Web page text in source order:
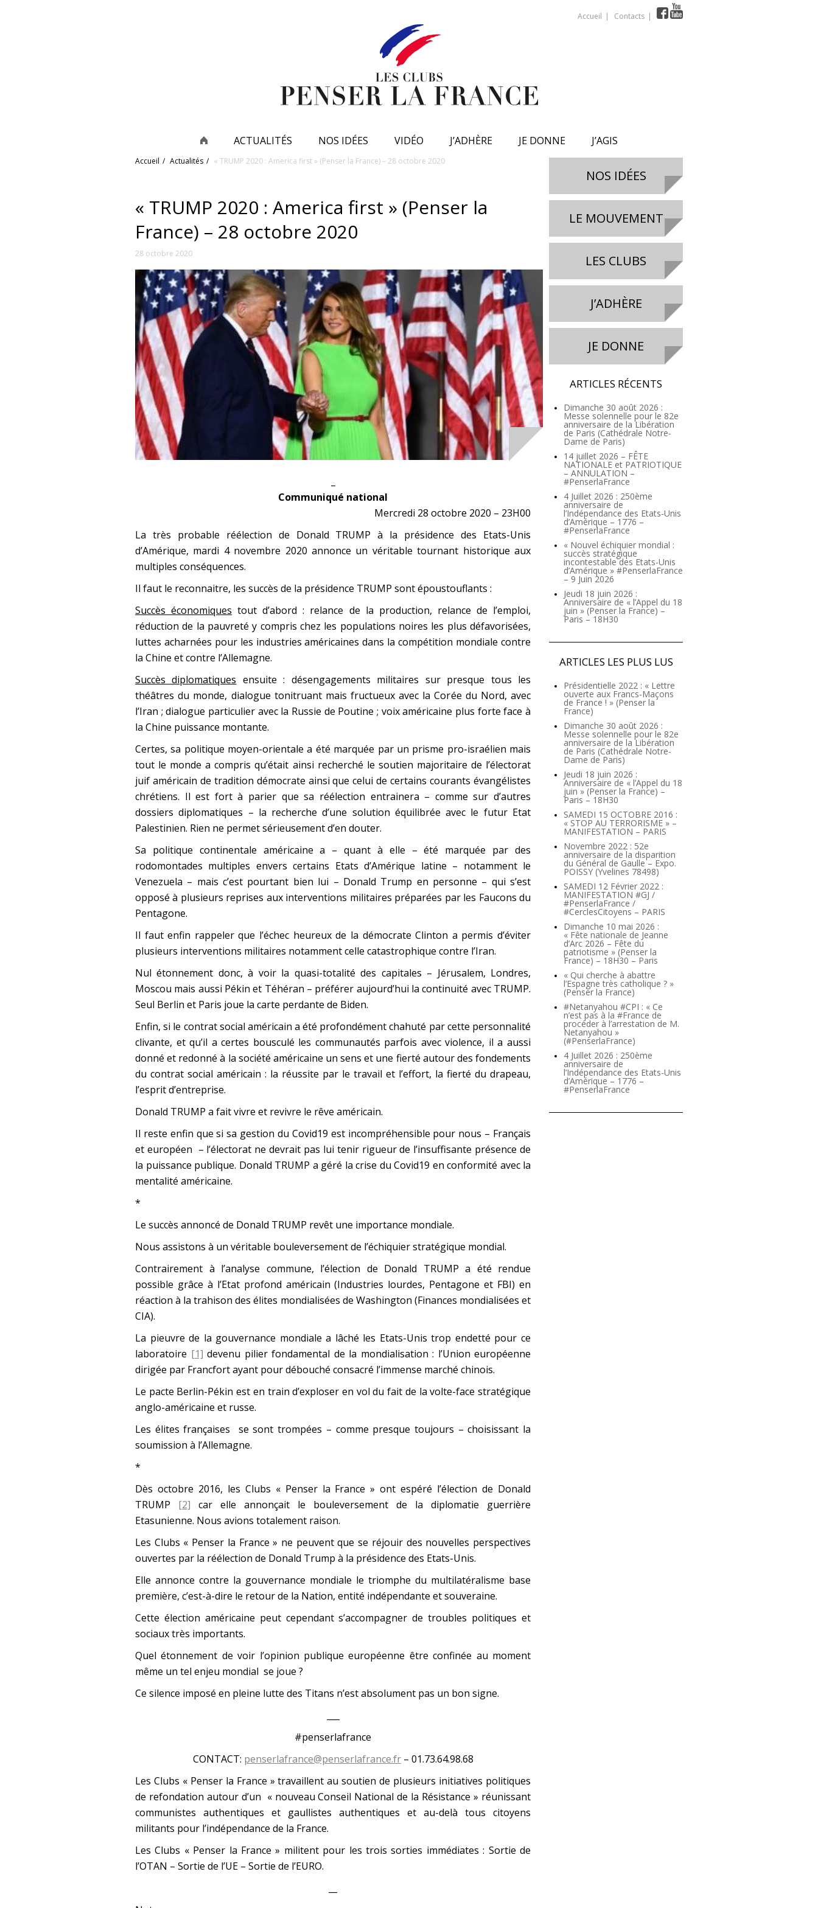
Accueil Contacts
ACTUALITÉS NOS IDÉES VIDÉO J’ADHÈRE JE DONNE J’AGIS
Accueil Actualités « TRUMP 2020 : America first » (Penser la France) – 28 octobre 2020
« TRUMP 2020 : America first » (Penser la
France) – 28 octobre 2020
28 octobre 2020
Communiqué national
Mercredi 28 octobre 2020 – 23H00
La très probable réélection de Donald TRUMP à la présidence des Etats-Unis
d’Amérique, mardi 4 novembre 2020 annonce un véritable tournant historique aux
multiples conséquences.
Il faut le reconnaitre, les succès de la présidence TRUMP sont époustouflants :
Succès économiques tout d’abord : relance de la production, relance de l’emploi,
réduction de la pauvreté y compris chez les populations noires les plus défavorisées,
luttes acharnées pour les industries américaines dans la compétition mondiale contre
la Chine et contre l’Allemagne.
Succès diplomatiques ensuite : désengagements militaires sur presque tous les
théâtres du monde, dialogue tonitruant mais fructueux avec la Corée du Nord, avec
l’Iran ; dialogue particulier avec la Russie de Poutine ; voix américaine plus forte face à
la Chine puissance montante.
Certes, sa politique moyen-orientale a été marquée par un prisme pro-israélien mais
tout le monde a compris qu’était ainsi recherché le soutien majoritaire de l’électorat
juif américain de tradition démocrate ainsi que celui de certains courants évangélistes
chrétiens. Il est fort à parier que sa réélection entrainera – comme sur d’autres
dossiers diplomatiques – la recherche d’une solution équilibrée avec le futur Etat
Palestinien. Rien ne permet sérieusement d’en douter.
Sa politique continentale américaine a – quant à elle – été marquée par des
rodomontades multiples envers certains Etats d’Amérique latine – notamment le
Venezuela – mais c’est pourtant bien lui – Donald Trump en personne – qui s’est
opposé à plusieurs reprises aux interventions militaires préparées par les Faucons du
Pentagone.
Il faut enfin rappeler que l’échec heureux de la démocrate Clinton a permis d’éviter
plusieurs interventions militaires notamment celle catastrophique contre l’Iran.
Nul étonnement donc, à voir la quasi-totalité des capitales – Jérusalem, Londres,
Moscou mais aussi Pékin et Téhéran – préférer aujourd’hui la continuité avec TRUMP.
Seul Berlin et Paris joue la carte perdante de Biden.
Enfin, si le contrat social américain a été profondément chahuté par cette personnalité
clivante, et qu’il a certes bousculé les communautés parfois avec violence, il a aussi
donné et redonné à la société américaine un sens et une fierté autour des fondements
du contrat social américain : la réussite par le travail et l’effort, la fierté du drapeau,
l’esprit d’entreprise.
Donald TRUMP a fait vivre et revivre le rêve américain.
Il reste enfin que si sa gestion du Covid19 est incompréhensible pour nous – Français
et européen – l’électorat ne devrait pas lui tenir rigueur de l’insuffisante présence de
la puissance publique. Donald TRUMP a géré la crise du Covid19 en conformité avec la
mentalité américaine.
*
Le succès annoncé de Donald TRUMP revêt une importance mondiale.
Nous assistons à un véritable bouleversement de l’échiquier stratégique mondial.
Contrairement à l’analyse commune, l’élection de Donald TRUMP a été rendue
possible grâce à l’Etat profond américain (Industries lourdes, Pentagone et FBI) en
réaction à la trahison des élites mondialisées de Washington (Finances mondialisées et
CIA).
La pieuvre de la gouvernance mondiale a lâché les Etats-Unis trop endetté pour ce
laboratoire [1] devenu pilier fondamental de la mondialisation : l’Union européenne
dirigée par Francfort ayant pour débouché consacré l’immense marché chinois.
Le pacte Berlin-Pékin est en train d’exploser en vol du fait de la volte-face stratégique
anglo-américaine et russe.
Les élites françaises se sont trompées – comme presque toujours – choisissant la
soumission à l’Allemagne.
*
Dès octobre 2016, les Clubs « Penser la France » ont espéré l’élection de Donald
TRUMP [2] car elle annonçait le bouleversement de la diplomatie guerrière
Etasunienne. Nous avions totalement raison.
Les Clubs « Penser la France » ne peuvent que se réjouir des nouvelles perspectives
ouvertes par la réélection de Donald Trump à la présidence des Etats-Unis.
Elle annonce contre la gouvernance mondiale le triomphe du multilatéralisme base
première, c’est-à-dire le retour de la Nation, entité indépendante et souveraine.
Cette élection américaine peut cependant s’accompagner de troubles politiques et
sociaux très importants.
Quel étonnement de voir l’opinion publique européenne être confinée au moment
même un tel enjeu mondial se joue ?
Ce silence imposé en pleine lutte des Titans n’est absolument pas un bon signe.
#penserlafrance
CONTACT: penserlafrance@penserlafrance.fr– 01.73.64.98.68
Les Clubs « Penser la France » travaillent au soutien de plusieurs initiatives politiques
de refondation autour d’un « nouveau Conseil National de la Résistance » réunissant
communistes authentiques et gaullistes authentiques et au-delà tous citoyens
militants pour l’indépendance de la France.
Les Clubs « Penser la France » militent pour les trois sorties immédiates : Sortie de
l’OTAN – Sortie de l’UE – Sortie de l’EURO.
NOS IDÉES
LE MOUVEMENT
LES CLUBS
J’ADHÈRE
JE DONNE
ARTICLES RÉCENTS
Dimanche 30 août 2026 :
Messe solennelle pour le 82e
anniversaire de la Libération
de Paris (Cathédrale Notre-
Dame de Paris)
14 juillet 2026 – FÊTE
NATIONALE et PATRIOTIQUE
– ANNULATION –
#PenserlaFrance
4 Juillet 2026 : 250ème
anniversaire de
l’Indépendance des Etats-Unis
d’Amérique – 1776 –
#PenserlaFrance
« Nouvel échiquier mondial :
succès stratégique
incontestable des Etats-Unis
d’Amérique » #PenserlaFrance
– 9 Juin 2026
Jeudi 18 juin 2026 :
Anniversaire de « l’Appel du 18
juin » (Penser la France) –
Paris – 18H30
ARTICLES LES PLUS LUS
Présidentielle 2022 : « Lettre
ouverte aux Francs-Maçons
de France ! » (Penser la
France)
Dimanche 30 août 2026 :
Messe solennelle pour le 82e
anniversaire de la Libération
de Paris (Cathédrale Notre-
Dame de Paris)
Jeudi 18 juin 2026 :
Anniversaire de « l’Appel du 18
juin » (Penser la France) –
Paris – 18H30
SAMEDI 15 OCTOBRE 2016 :
« STOP AU TERRORISME » –
MANIFESTATION – PARIS
Novembre 2022 : 52e
anniversaire de la disparition
du Général de Gaulle – Expo.
POISSY (Yvelines 78498)
SAMEDI 12 Février 2022 :
MANIFESTATION #GJ /
#PenserlaFrance /
#CerclesCitoyens – PARIS
Dimanche 10 mai 2026 :
« Fête nationale de Jeanne
d’Arc 2026 – Fête du
patriotisme » (Penser la
France) – 18H30 – Paris
« Qui cherche à abattre
l’Espagne très catholique ? »
(Penser la France)
#Netanyahou #CPI : « Ce
n’est pas à la #France de
procéder à l’arrestation de M.
Netanyahou »
(#PenserlaFrance)
4 Juillet 2026 : 250ème
anniversaire de
l’Indépendance des Etats-Unis
d’Amérique – 1776 –
#PenserlaFrance